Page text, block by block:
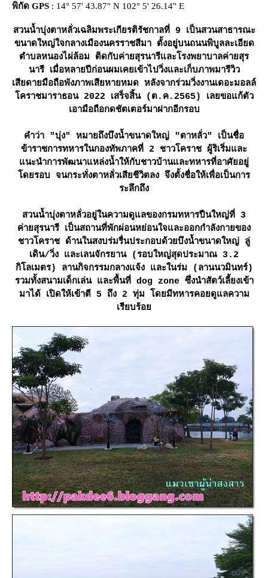
พิกัด GPS : 14° 57' 43.87" N 102° 5' 26.14" E
สวนน้ำบุ่งตาหลั่วเฉลิมพระเกียรติรัชกาลที่ 9 เป็นสวนสาธารณะ
ขนาดใหญ่ใจกลางเมืองนครราชสีมา ตั้งอยู่บนถนนพิบูลละเอียด
ตำบลหนองไผ่ล้อม ติดกับค่ายสุรนารีและโรงพยาบาลค่ายสุร
นารี เมื่อหลายปีก่อนผมเคยเข้าไปวิ่งและเก็บภาพมารีวิว
เสียดายมือถือพังภาพเสียหายหมด หลังจากร่วมวิ่งงานเดอะมอลล์
คราชมาราธอน 2022 เสร็จสิ้น (ต.ค.2565) เลยขอแก้ตัว
เอามือถือกดชัตเตอร์มาฝากอีกรอบ
คำว่า "บุ่ง" หมายถึงบึงน้ำขนาดใหญ่ "ตาหลั่ว" เป็นชื่อ
ข้าราชการทหารในกองทัพภาคที่ 2 ชาวโคราช ผู้ริเริ่มและ
นะนำการพัฒนาแหล่งน้ำให้กับชาวบ้านและทหารที่อาศัยอยู่
ดยรอบ จนกระทั่งตาหลั่วเสียชีวิตลง จึงตั้งชื่อให้เพื่อเป็นการ
ระลึกถึง
สวนน้ำบุ่งตาหลั่วอยู่ในความดูแลของกรมทหารปืนใหญ่ที่ 3
ค่ายสุรนารี เป็นสถานที่พักผ่อนหย่อนใจและออกกำลังกายของ
ชาวโคราช ด้านในสงบร่มรื่นประกอบด้วยบึงน้ำขนาดใหญ่ ลู่
เดิน/วิ่ง และเลนจักรยาน (รอบใหญ่สุดประมาณ 3.2
กิโลเมตร) ลานกิจกรรมกลางแจ้ง และในร่ม (ลานนวมินทร์)
รวมทั้งสนามเด็กเล่น และพื้นที่ dog zone ซึ่งนำสัตว์เลี้ยงเข้า
มาได้ เปิดให้เข้าตี 5 ถึง 2 ทุ่ม โดยมีทหารคอยดูแลความ
เรียบร้อ